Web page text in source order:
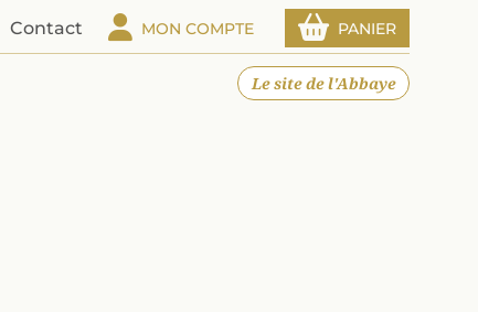
Contact MON COMPTE PANIER
Le site de l'Abbaye